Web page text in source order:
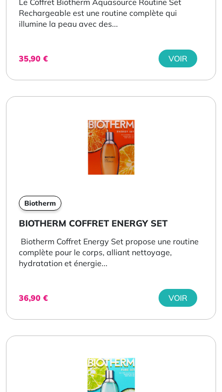
Rechargeable est une routine complète qui
illumine la peau avec des...
35,90 € VOIR
Biotherm
BIOTHERM COFFRET ENERGY SET
Biotherm Coffret Energy Set propose une routine
complète pour le corps, alliant nettoyage,
hydratation et énergie...
36,90 € VOIR